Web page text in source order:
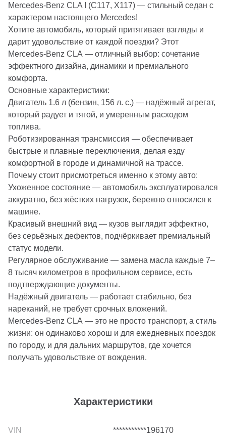
Характеристики
***********196170
Mercedes‑Benz CLA I (C117, X117) — стильный седан с
характером настоящего Mercedes!
Хотите автомобиль, который притягивает взгляды и
дарит удовольствие от каждой поездки? Этот
Mercedes‑Benz CLA — отличный выбор: сочетание
эффектного дизайна, динамики и премиального
комфорта.
Основные характеристики:
Двигатель 1.6 л (бензин, 156 л. с.) — надёжный агрегат,
который радует и тягой, и умеренным расходом
топлива.
Роботизированная трансмиссия — обеспечивает
быстрые и плавные переключения, делая езду
комфортной в городе и динамичной на трассе.
Почему стоит присмотреться именно к этому авто:
Ухоженное состояние — автомобиль эксплуатировался
аккуратно, без жёстких нагрузок, бережно относился к
машине.
Красивый внешний вид — кузов выглядит эффектно,
без серьёзных дефектов, подчёркивает премиальный
статус модели.
Регулярное обслуживание — замена масла каждые 7–
8 тысяч километров в профильном сервисе, есть
подтверждающие документы.
Надёжный двигатель — работает стабильно, без
нареканий, не требует срочных вложений.
Mercedes‑Benz CLA — это не просто транспорт, а стиль
жизни: он одинаково хорош и для ежедневных поездок
по городу, и для дальних маршрутов, где хочется
получать удовольствие от вождения.